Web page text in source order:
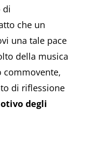
di
che un
una tale pace
della musica
commovente,
di riflessione
degli